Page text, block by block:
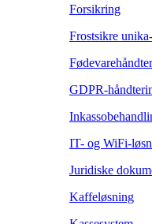
Forsikring
Frostsikre
GDPR-
IT- og WiFi-
Juridiske
Kaffeløsning